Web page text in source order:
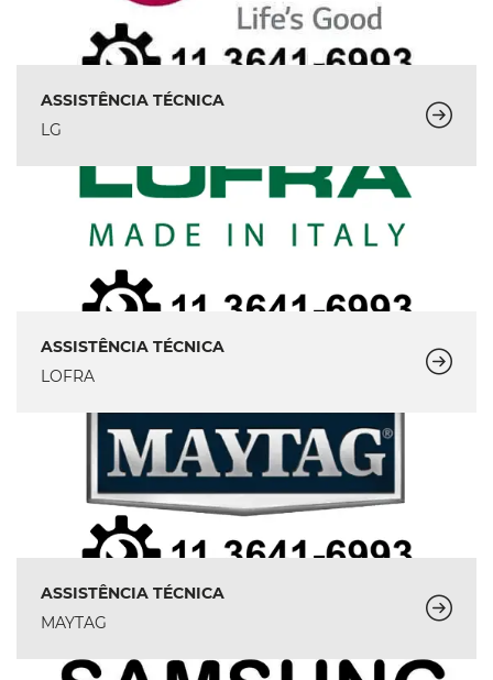
ASSISTÊNCIA TÉCNICA
LG
ASSISTÊNCIA TÉCNICA
LOFRA
ASSISTÊNCIA TÉCNICA
MAYTAG